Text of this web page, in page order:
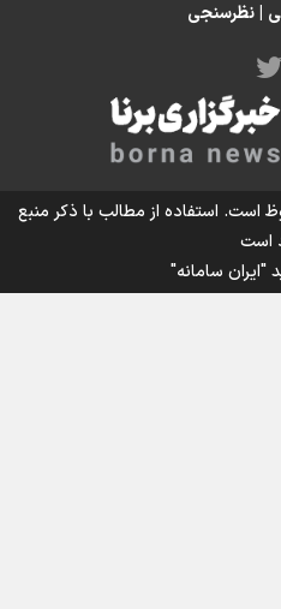
برای پیاده روی اربعین
| نظرسنجی
است. استفاده از مطالب با ذکر منبع
است
"ایران سامانه"